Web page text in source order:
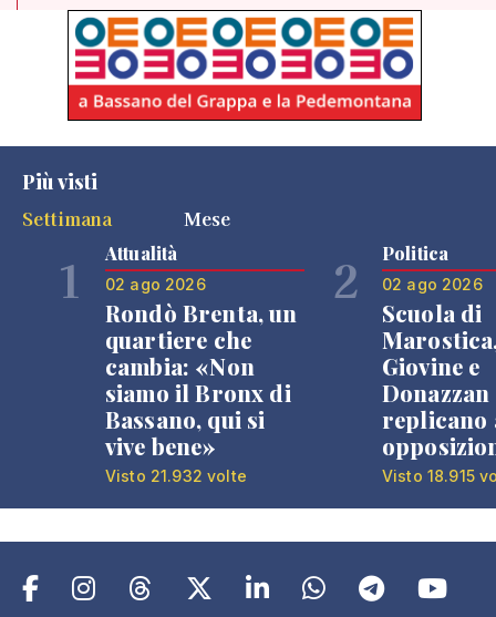
Più visti
Settimana
Mese
1 Attualità
02 ago 2026
Rondò Brenta, un
quartiere che
cambia: «Non
siamo il Bronx di
Bassano, qui si
vive bene»
Visto 21.932 volte
2 Politica
02 ago 2026
Scuola di
Giovine e
Donazzan
replicano
Visto 18.915